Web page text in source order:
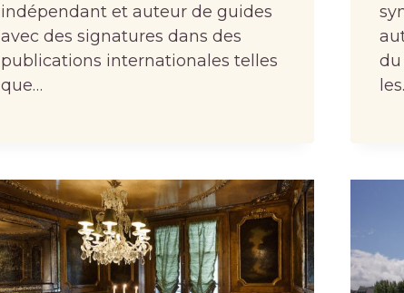
indépendant et auteur de guides
avec des signatures dans des
publications internationales telles
que…
du